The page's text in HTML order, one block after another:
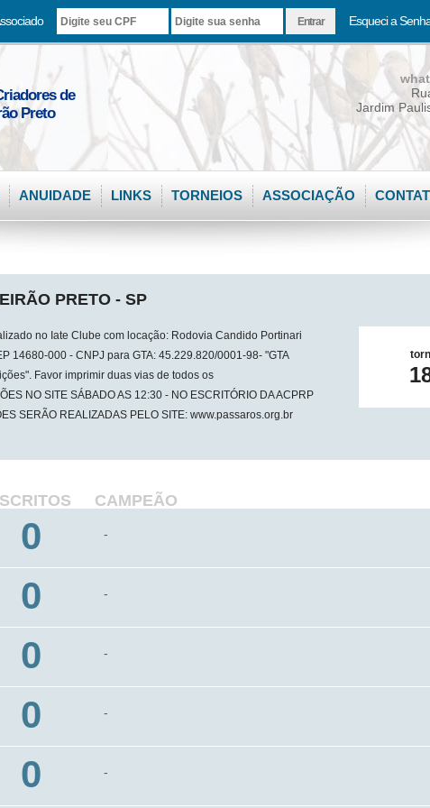
Esqueci a
de
Preto
Jardim
ANUIDADE LINKS TORNEIOS ASSOCIAÇÃO
PRETO - SP
no Iate Clube com locação: Rodovia Candido Portinari
14680-000 - CNPJ para GTA: 45.229.820/0001-98- "GTA
Favor imprimir duas vias de todos os
NO SITE SÁBADO AS 12:30 - NO ESCRITÓRIO DA ACPRP
SERÃO REALIZADAS PELO SITE: www.passaros.org.br
CAMPEÃO
0 -
0 -
0 -
0 -
0 -